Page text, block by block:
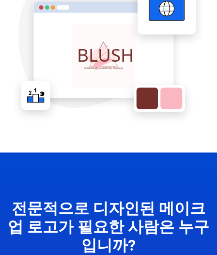
전문적으로 디자인된 메이크
업 로고가 필요한 사람은 누구
입니까?